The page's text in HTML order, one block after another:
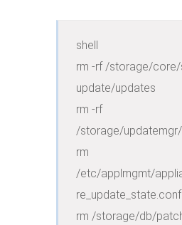
shell
rm -rf /storage/
update/updates
rm -rf
/storage/
rm
/etc/applmgmt/
re_update_state.conf
rm /storage/db/